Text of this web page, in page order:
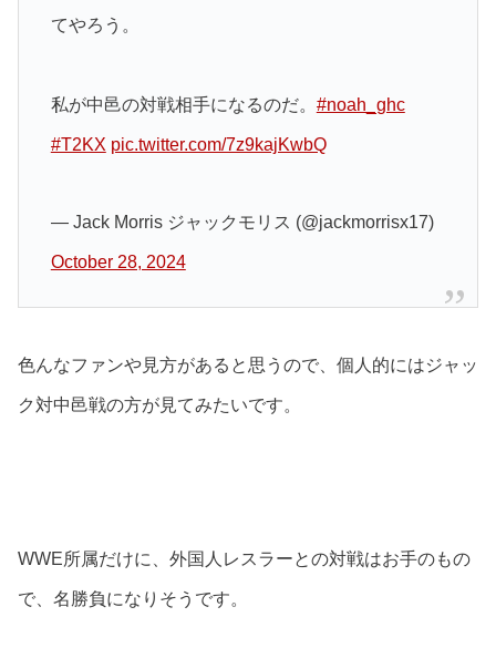
てやろう。
私が中邑の対戦相手になるのだ。 #noah_ghc
#T2KX pic.twitter.com/7z9kajKwbQ
— Jack Morris ジャックモリス (@jackmorrisx17)
October 28, 2024
色んなファンや見方があると思うので、個人的にはジャッ
ク対中邑戦の方が見てみたいです。
WWE所属だけに、外国人レスラーとの対戦はお手のもの
で、名勝負になりそうです。